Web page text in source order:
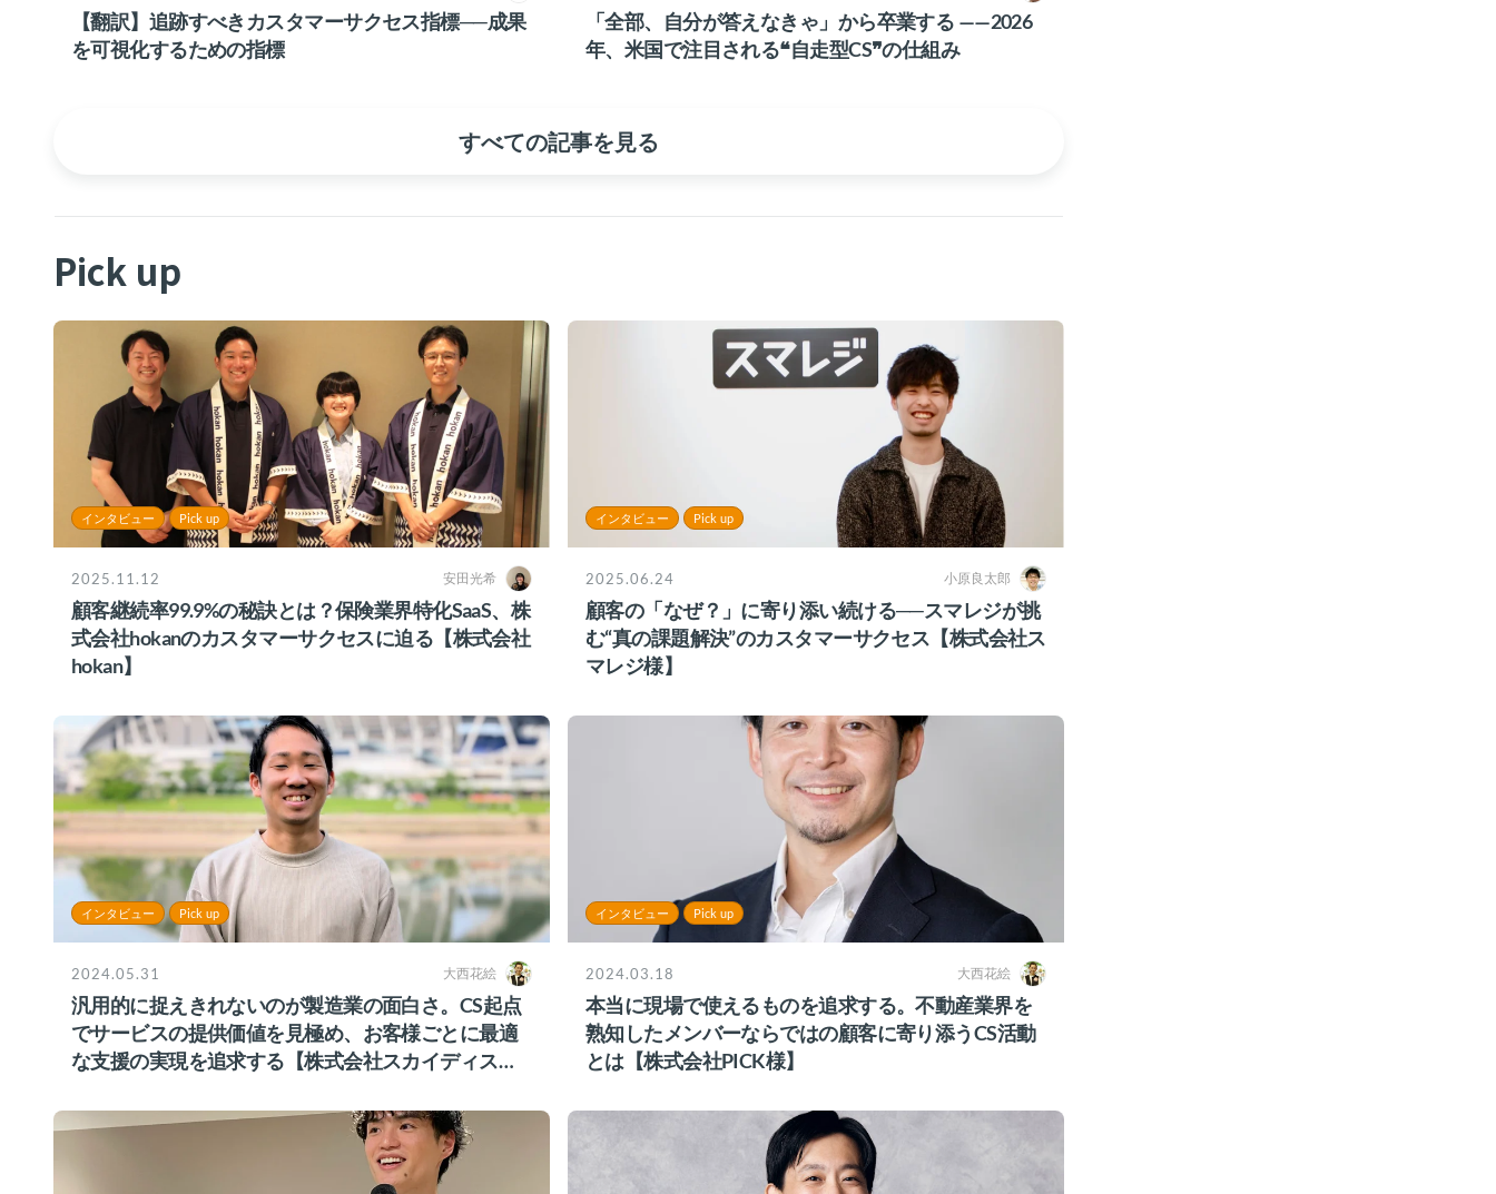
【翻訳】追跡すべきカスタマーサクセス指標──成果
を可視化するための指標
「全部、自分が答えなきゃ」から卒業する ——2026
年、米国で注目される❝自走型CS❞の仕組み
すべての記事を見る
Pick up
インタビュー Pick up
2025.11.12 安田光希
顧客継続率99.9%の秘訣とは？保険業界特化SaaS、株
式会社hokanのカスタマーサクセスに迫る【株式会社
hokan】
インタビュー Pick up
2025.06.24 小原良太郎
顧客の「なぜ？」に寄り添い続ける──スマレジが挑
む“真の課題解決”のカスタマーサクセス【株式会社ス
マレジ様】
インタビュー Pick up
2024.05.31 大西花絵
汎用的に捉えきれないのが製造業の面白さ。CS起点
でサービスの提供価値を見極め、お客様ごとに最適
な支援の実現を追求する【株式会社スカイディスク
インタビュー Pick up
2024.03.18 大西花絵
本当に現場で使えるものを追求する。不動産業界を
熟知したメンバーならではの顧客に寄り添うCS活動
とは【株式会社PICK様】